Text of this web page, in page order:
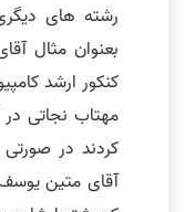
نظر رتبه 68 کنکور ارشد آیتی 1403
رشته های
کردند در